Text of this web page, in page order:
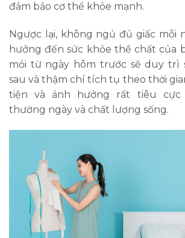
đảm bảo cơ thể khỏe mạnh.
Ngược lại, không ngủ đủ giấc mỗi
hưởng đến sức khỏe thể chất của
mỏi từ ngày hôm trước sẽ duy trì
sau và thậm chí tích tụ theo thời
tiện và ảnh hưởng rất tiêu cực
thường ngày và chất lượng sống.